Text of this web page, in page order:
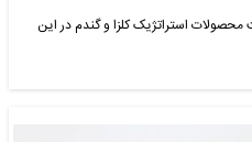
استراتژیک کلزا و گندم در این